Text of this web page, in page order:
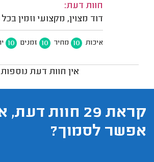
חוות דעת:
דוד מצוין, מקצועי וזמין
איכות 10 מחיר 10 זמנים 10
אין חוות דעת נוספות
קראת 29 חוות
אפשר לסמוך?